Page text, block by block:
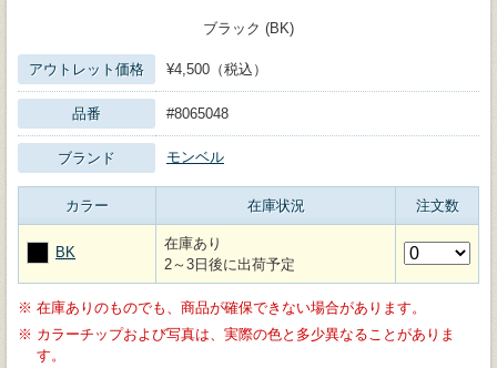
ブラック (BK)
アウトレット価格 ¥4,500（税込）
品番 #8065048
ブランド モンベル
カラー 在庫状況 注文数
BK
在庫あり
2～3日後に出荷予定
※ 在庫ありのものでも、商品が確保できない場合があります。
※ カラーチップおよび写真は、実際の色と多少異なることがありま
す。